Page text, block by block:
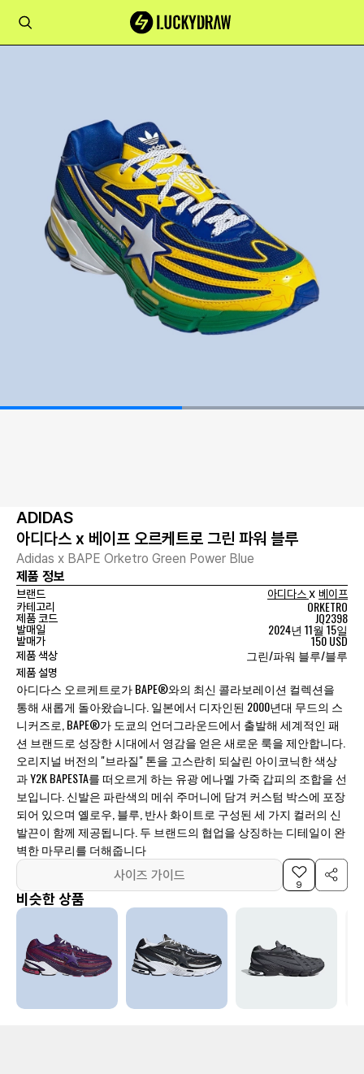
ADIDAS
아디다스 x 베이프 오르케트로 그린 파워 블루
Adidas x BAPE Orketro Green Power Blue
제품 정보
브랜드 아디다스x 베이프
카테고리
ORKETRO
제품 코드 JQ2398
발매일 2024년 11월 15일
발매가 150 USD
제품 색상 그린/파워 블루/블루
제품 설명
아디다스 오르케트로가 BAPE®와의 최신 콜라보레이션 컬렉션을
통해 새롭게 돌아왔습니다. 일본에서 디자인된 2000년대 무드의 스
니커즈로, BAPE®가 도쿄의 언더그라운드에서 출발해 세계적인 패
션 브랜드로 성장한 시대에서 영감을 얻은 새로운 룩을 제안합니다.
오리지널 버전의 "브라질" 톤을 고스란히 되살린 아이코닉한 색상
과 Y2K BAPESTA를 떠오르게 하는 유광 에나멜 가죽 갑피의 조합을 선
보입니다. 신발은 파란색의 메쉬 주머니에 담겨 커스텀 박스에 포장
되어 있으며 옐로우, 블루, 반사 화이트로 구성된 세 가지 컬러의 신
발끈이 함께 제공됩니다. 두 브랜드의 협업을 상징하는 디테일이 완
벽한 마무리를 더해줍니다
사이즈 가이드
9
비슷한 상품